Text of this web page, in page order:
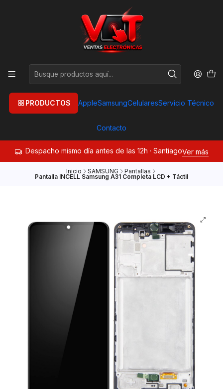
PRODUCTOS AppleSamsungCelularesServicio Técnico
Contacto
Despacho mismo día antes de las 12h · SantiagoVer más
Inicio SAMSUNG Pantallas
Pantalla INCELL Samsung A31 Completa LCD + Táctil